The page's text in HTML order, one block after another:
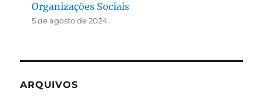
Organizações Sociais
5 de agosto de 2024
ARQUIVOS